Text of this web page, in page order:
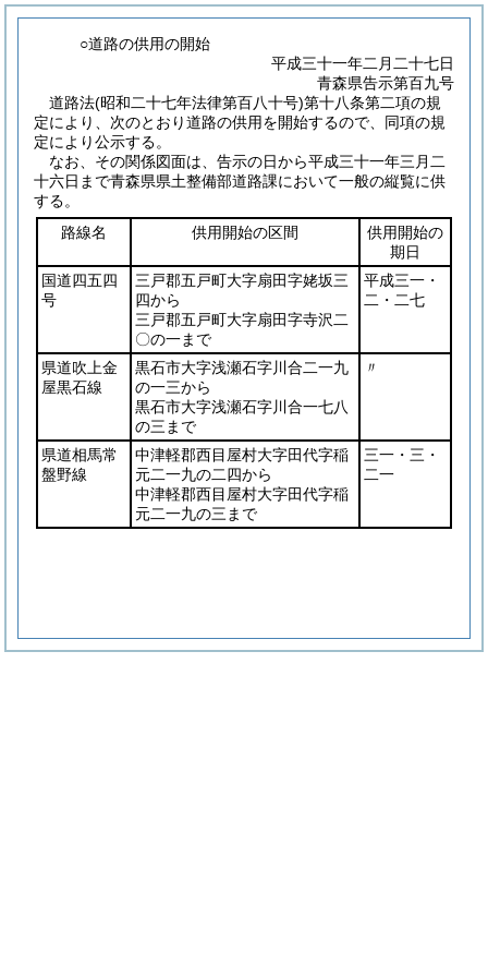
○道路の供用の開始
平成三十一年二月二十七日
青森県告示第百九号
道路法(昭和二十七年法律第百八十号)第十八条第二項の規
定により、次のとおり道路の供用を開始するので、同項の規
定により公示する。
なお、その関係図面は、告示の日から平成三十一年三月二
十六日まで青森県県土整備部道路課において一般の縦覧に供
する。
路線名
供用開始の区間
供用開始の
期日
国道四五四
号
三戸郡五戸町大字扇田字姥坂三
四から
三戸郡五戸町大字扇田字寺沢二
〇の一まで
平成三一・
二・二七
県道吹上金
屋黒石線
黒石市大字浅瀬石字川合二一九
の一三から
黒石市大字浅瀬石字川合一七八
の三まで
〃
県道相馬常
盤野線
中津軽郡西目屋村大字田代字稲
元二一九の二四から
中津軽郡西目屋村大字田代字稲
元二一九の三まで
三一・三・
二一